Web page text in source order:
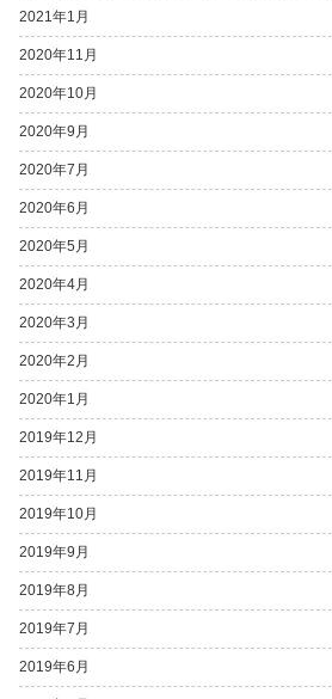
2021年1月
2020年11月
2020年10月
2020年9月
2020年7月
2020年6月
2020年5月
2020年4月
2020年3月
2020年2月
2020年1月
2019年12月
2019年11月
2019年10月
2019年9月
2019年8月
2019年7月
2019年6月